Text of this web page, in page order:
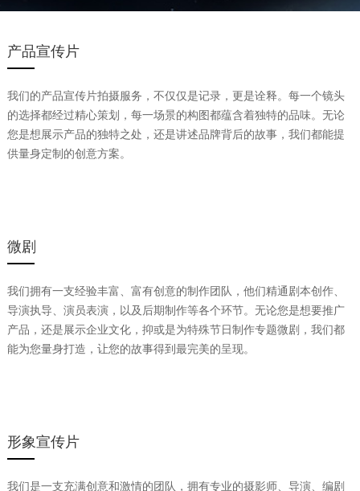
产品宣传片
我们的产品宣传片拍摄服务，不仅仅是记录，更是诠释。每一个镜头
的选择都经过精心策划，每一场景的构图都蕴含着独特的品味。无论
您是想展示产品的独特之处，还是讲述品牌背后的故事，我们都能提
供量身定制的创意方案。
微剧
我们拥有一支经验丰富、富有创意的制作团队，他们精通剧本创作、
导演执导、演员表演，以及后期制作等各个环节。无论您是想要推广
产品，还是展示企业文化，抑或是为特殊节日制作专题微剧，我们都
能为您量身打造，让您的故事得到最完美的呈现。
形象宣传片
我们是一支充满创意和激情的团队，拥有专业的摄影师、导演、编剧